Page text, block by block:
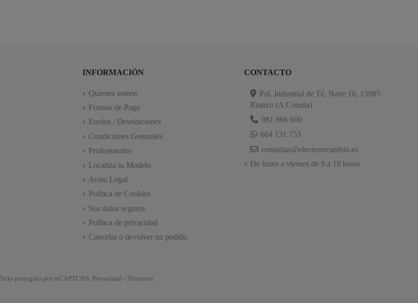
INFORMACIÓN
Quienes somos
Formas de Pago
Envíos / Devoluciones
Condiciones Generales
Profesionales
Localiza tu Modelo
Aviso Legal
Política de Cookies
Sus datos seguros
Política de privacidad
Cancelar o devolver un pedido
CONTACTO
Pol. Industrial de Té, Nave 10, 15985
Rianxo (A Coruña)
981 866 600
664 131 753
consultas@electrorecambio.es
De lunes a viernes de 9 a 18 horas
Sitio protegido por reCAPTCHA. Privacidad - Términos